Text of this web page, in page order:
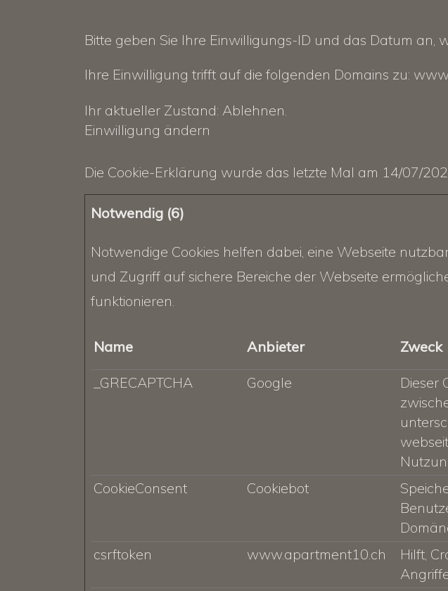
Bitte geben Sie Ihre Einwilligungs-ID und das Datum
Ihre Einwilligung trifft auf die folgenden Domains zu:
Ihr aktueller Zustand: Ablehnen.
Einwilligung ändern
Die Cookie-Erklärung wurde das letzte Mal am 14/07/
Notwendig (6)
Notwendige Cookies helfen dabei, eine Webseite
und Zugriff auf sichere Bereiche der Webseite
funktionieren.
Name Anbieter Zweck
_GRECAPTCHA Google
Dieser
CookieConsent Cookiebot
csrftoken www.apartment10.ch
Hilft,